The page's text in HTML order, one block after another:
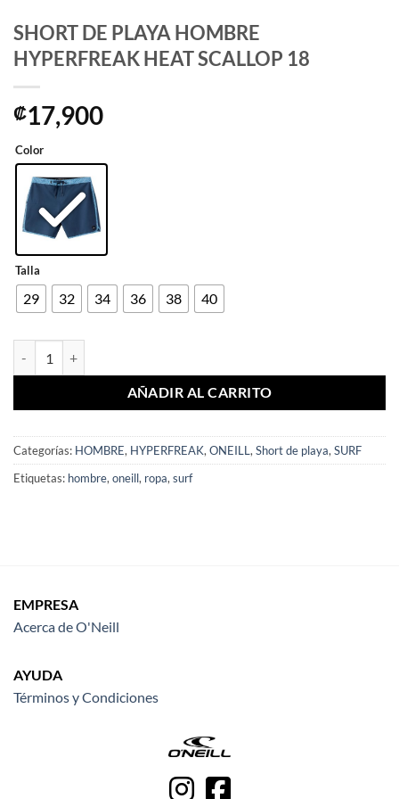
SHORT DE PLAYA HOMBRE
HYPERFREAK HEAT SCALLOP 18
₡17,900
Color
Talla
29 32 34 36 38 40
AÑADIR AL CARRITO
Categorías: HOMBRE, HYPERFREAK, ONEILL , Short de playa, SURF
Etiquetas: hombre, oneill, ropa, surf
EMPRESA
Acerca de O'Neill
AYUDA
Términos y Condiciones